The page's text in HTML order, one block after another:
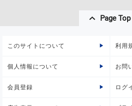
Page Top
このサイトについて 利用
個人情報について お問
会員登録 ログ